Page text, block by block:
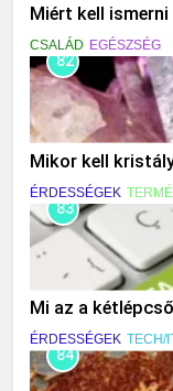
Miért kell ismerni
CSALÁD EGÉSZSÉG
82
Mikor kell
ÉRDESSÉGEK
83
Mi az a
ÉRDESSÉGEK TECH/
84